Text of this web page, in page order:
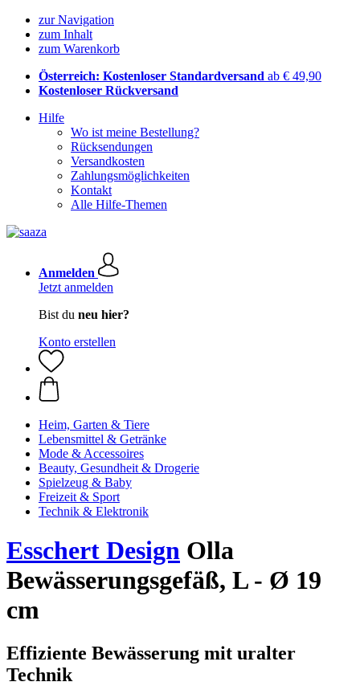
zur Navigation
zum Inhalt
zum Warenkorb
Österreich: Kostenloser Standardversand ab € 49,90
Kostenloser Rückversand
Hilfe
Wo ist meine Bestellung?
Rücksendungen
Versandkosten
Zahlungsmöglichkeiten
Kontakt
Alle Hilfe-Themen
Anmelden
Jetzt anmelden
Bist du neu hier?
Konto erstellen
Heim, Garten & Tiere
Lebensmittel & Getränke
Mode & Accessoires
Beauty, Gesundheit & Drogerie
Spielzeug & Baby
Freizeit & Sport
Technik & Elektronik
Esschert Design Olla
Bewässerungsgefäß, L - Ø 19
cm
Effiziente Bewässerung mit uralter
Technik